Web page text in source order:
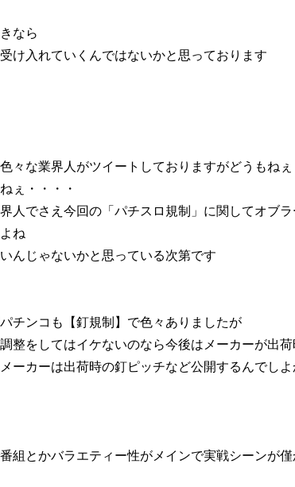
なら
け入れていくんではないかと思っております
々な業界人がツイートしておりますがどうもねぇ
ぇ・・・・
人でさえ今回の「パチスロ規制」に関してオブ
ね
んじゃないかと思っている次第です
チンコも【釘規制】で色々ありましたが
整をしてはイケないのなら今後はメーカーが出
ーカーは出荷時の釘ピッチなど公開するんでし
組とかバラエティー性がメインで実戦シーンが